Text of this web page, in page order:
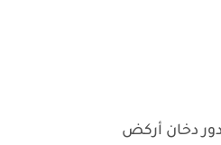
دخان أركض